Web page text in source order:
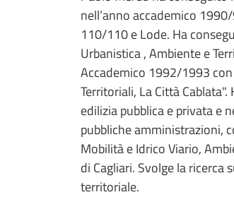
nell’anno accademico
110/110 e Lode. Ha
Urbanistica , Ambiente e
Accademico 1992/1993
Territoriali, La Città
edilizia pubblica e privata e
pubbliche amministrazioni,
Mobilità e Idrico Viario,
di Cagliari. Svolge la
territoriale.